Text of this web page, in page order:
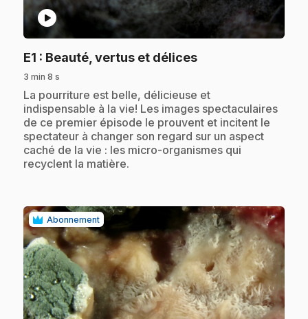
play_circle
E1 : Beauté, vertus et délices.
3 min 8 s
.La pourriture est belle, délicieuse et
indispensable à la vie! Les images spectaculaires
de ce premier épisode le prouvent et incitent le
spectateur à changer son regard sur un aspect
caché de la vie : les micro-organismes qui
recyclent la matière.
Abonnement